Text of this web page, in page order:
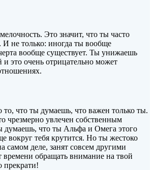
Это значит, что ты часто
И не только: иногда ты вообще
вообще существует. Ты унижаешь
и это очень отрицательно может
то, что ты думаешь, что важен только ты.
чрезмерно увлечен собственным
думаешь, что ты Альфа и Омега этого
вокруг тебя крутится. Но ты жестоко
самом деле, занят совсем другими
времени обращать внимание на твой
прекрати!